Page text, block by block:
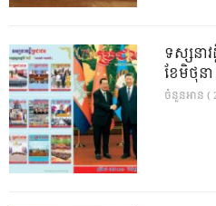
ទស្សនា
ខែមិថុន
ចំនួនអាន (